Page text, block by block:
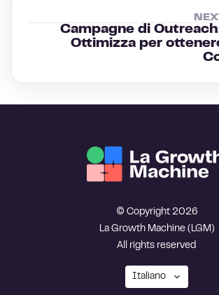
Campagne di
Ottimizza per
© Copyright 2026
La Growth Machine (LGM)
All rights reserved